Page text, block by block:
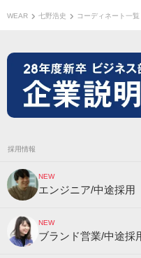
WEAR 七野浩史 コーディネート一覧
採用情報
NEW
エンジニア/中途採用
NEW
ブランド営業/中途採